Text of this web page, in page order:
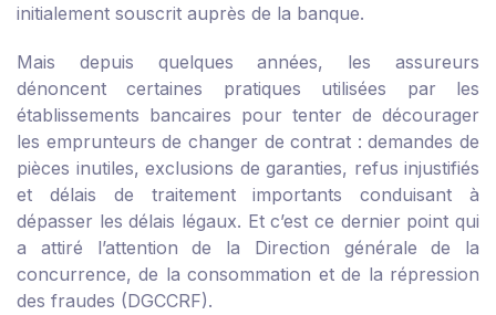
initialement souscrit auprès de la banque.
Mais depuis quelques années, les assureurs
dénoncent certaines pratiques utilisées par les
établissements bancaires pour tenter de décourager
les emprunteurs de changer de contrat : demandes de
pièces inutiles, exclusions de garanties, refus injustifiés
et délais de traitement importants conduisant à
dépasser les délais légaux. Et c’est ce dernier point qui
a attiré l’attention de la Direction générale de la
concurrence, de la consommation et de la répression
des fraudes (DGCCRF).